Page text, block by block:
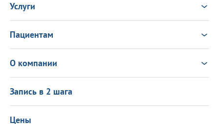
Услуги
Врачи
Консультация Онлайн
Выезд врача на дом
Пациентам
Новости
Политика в области качества
Подарочные сертификаты
Программа лояльности
О компании
Информация для пациентов
Лицензиии
Вакансии
Запись в 2 шага
Цены